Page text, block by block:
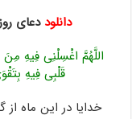
دانلود دعای
اللَّهُمَّ اغْسِلْنِی فِیهِ
قَلْبِی فِیهِ
خدایا در این ماه از